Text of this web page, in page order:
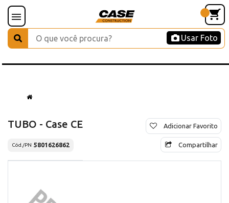
Usar Foto
TUBO - Case CE
Cód./PN 5801626862
Adicionar Favorito
Compartilhar